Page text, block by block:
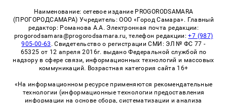
Наименование: сетевое издание PROGORODSAMARA
(ПРОГОРОДСАМАРА) Учредитель: ООО «Город Самара». Главный
редактор: Романова А.А. Электронная почта редакции:
progorodsamara@progorodsamara.ru, телефон редакции:+7 (987)
905-00-63 . Свидетельство о регистрации СМИ: ЭЛ № ФС 77 -
65325 от 12 апреля 2016г. выдано Федеральной службой по
надзору в сфере связи, информационных технологий и массовых
коммуникаций. Возрастная категория сайта 16+
«На информационном ресурсе применяются рекомендательные
технологии (информационные технологии предоставления
информации на основе сбора, систематизации и анализа